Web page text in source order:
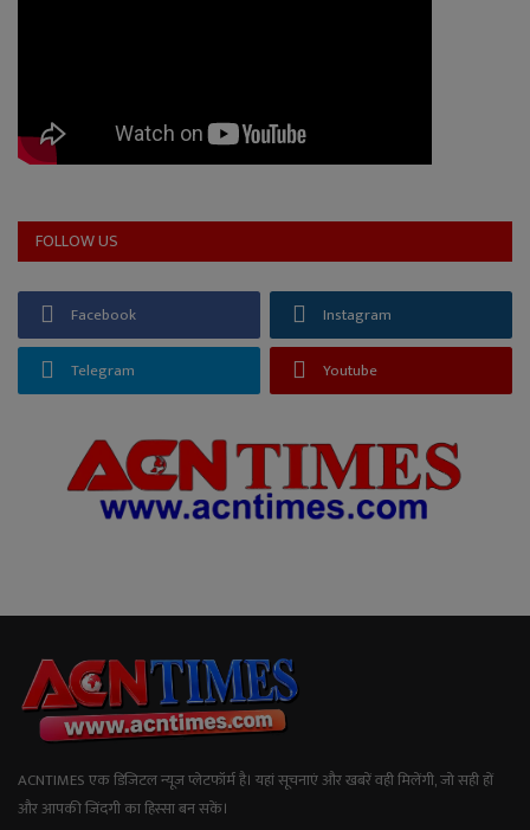
FOLLOW US
Facebook Instagram
Telegram Youtube
ACNTIMES एक डिजिटल न्यूज प्लेटफॉर्म है। यहां सूचनाएं और खबरें वही मिलेंगी, जो सही हों
और आपकी जिंदगी का हिस्सा बन सकें।